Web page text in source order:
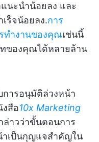
นะนำน้อยลง และ
ร็จน้อยลง.การ
ทำงานของคุณเช่นนี้
ของคุณได้หลายล้าน
ารอนุมัติล่วงหน้า
งสือ10x Marketing
ล่าวว่าขั้นตอนการ
าเป็นกุญแจสำคัญใน